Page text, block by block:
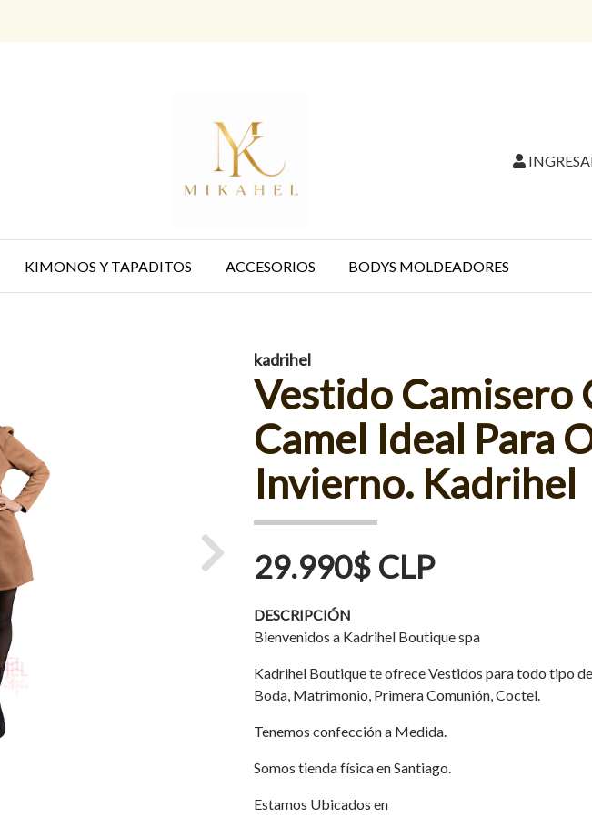
KIMONOS Y TAPADITOS ACCESORIOS BODYS MOLDEADORES
Next
kadrihel
Vestido Camisero
Camel Ideal Para
Invierno. Kadrihel
29.990$ CLP
DESCRIPCIÓN
Bienvenidos a Kadrihel Boutique spa
Kadrihel Boutique te ofrece Vestidos para todo tipo de
Boda, Matrimonio, Primera Comunión, Coctel.
Tenemos confección a Medida.
Somos tienda física en Santiago.
Estamos Ubicados en